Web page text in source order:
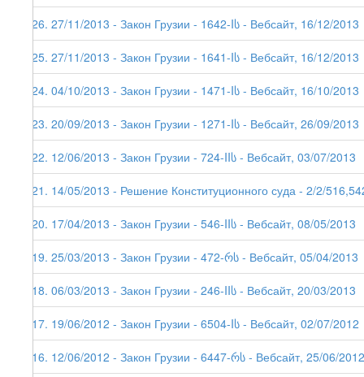
126. 27/11/2013 - Закон Грузии - 1642-Iს - Вебсайт, 16/12/2013
125. 27/11/2013 - Закон Грузии - 1641-Iს - Вебсайт, 16/12/2013
124. 04/10/2013 - Закон Грузии - 1471-Iს - Вебсайт, 16/10/2013
123. 20/09/2013 - Закон Грузии - 1271-Iს - Вебсайт, 26/09/2013
122. 12/06/2013 - Закон Грузии - 724-IIს - Вебсайт, 03/07/2013
121. 14/05/2013 - Решение Конституционного суда - 2/2/
120. 17/04/2013 - Закон Грузии - 546-IIს - Вебсайт, 08/05/2013
119. 25/03/2013 - Закон Грузии - 472-რს - Вебсайт, 05/04/2013
118. 06/03/2013 - Закон Грузии - 246-IIს - Вебсайт, 20/03/2013
117. 19/06/2012 - Закон Грузии - 6504-Iს - Вебсайт, 02/07/2012
116. 12/06/2012 - Закон Грузии - 6447-რს - Вебсайт, 25/06/2012